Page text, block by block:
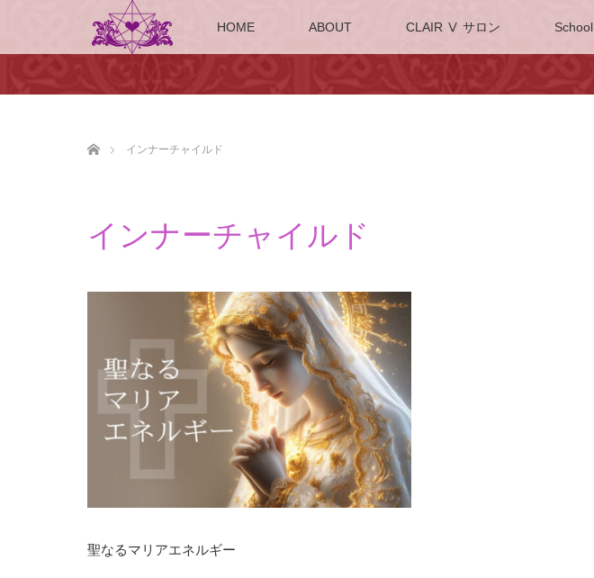
HOME ABOUT CLAIR Ⅴ サロン School
インナーチャイルド
インナーチャイルド
聖なるマリアエネルギー